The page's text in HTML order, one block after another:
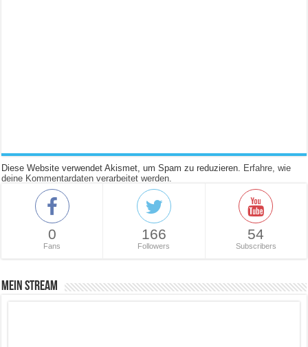
Diese Website verwendet Akismet, um Spam zu reduzieren. Erfahre, wie
deine Kommentardaten verarbeitet werden.
0
Fans
166
Followers
54
Subscribers
Mein Stream